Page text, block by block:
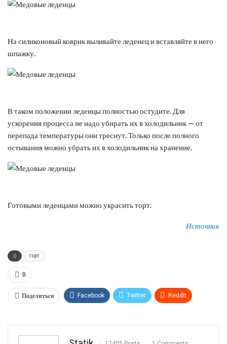
На силиконовый коврик выливайте леденец и вставляйте в него
шпажку.
В таком положении леденцы полностью остудите. Для
ускорения процесса не надо убирать их в холодильник — от
перепада температуры они треснут. Только после полного
остывания можно убрать их в холодильник на хранение.
Готовыми леденцами можно украсить торт.
Источник
торт
0
Поделиться Facebook Twitter ReddIt